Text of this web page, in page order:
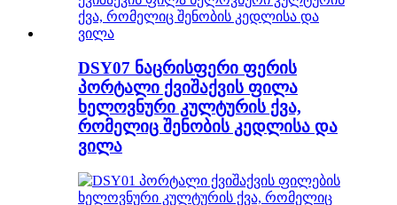
DSY07 ნაცრისფერი ფერის
პორტალი ქვიშაქვის ფილა
ხელოვნური კულტურის ქვა,
რომელიც შენობის კედლისა და
ვილა